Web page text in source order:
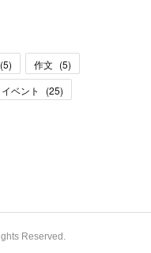
(5) 作文 (5)
イベント (25)
Reserved.